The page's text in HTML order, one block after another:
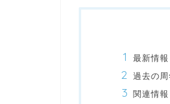
最新情
過去の
関連情